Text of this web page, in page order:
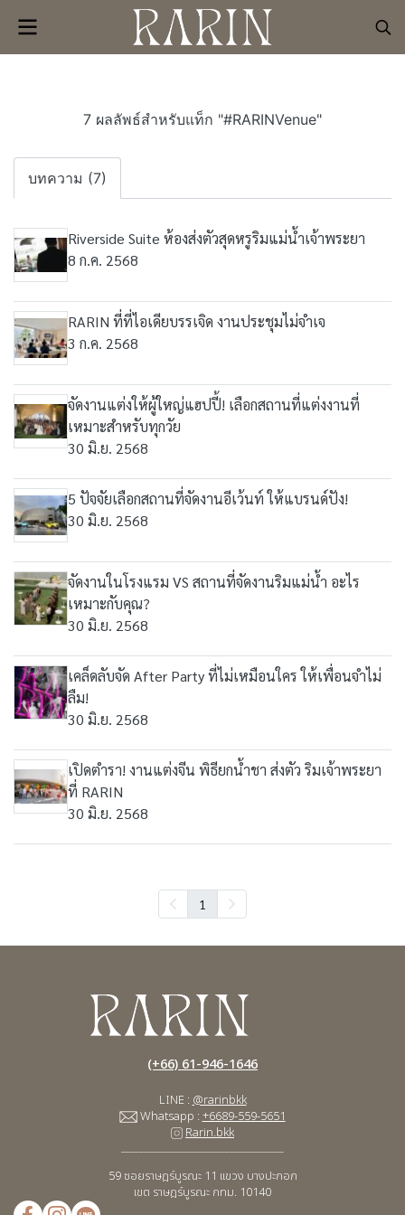
7 ผลลัพธ์สำหรับแท็ก "#RARINVenue"
บทความ (7)
Riverside Suite ห้องส่งตัวสุดหรูริมแม่น้ำเจ้าพระยา
8 ก.ค. 2568
RARIN ที่ที่ไอเดียบรรเจิด งานประชุมไม่จำเจ
3 ก.ค. 2568
จัดงานแต่งให้ผู้ใหญ่แฮปปี้! เลือกสถานที่แต่งงานที่
เหมาะสำหรับทุกวัย
30 มิ.ย. 2568
5 ปัจจัยเลือกสถานที่จัดงานอีเว้นท์ ให้แบรนด์ปัง!
30 มิ.ย. 2568
จัดงานในโรงแรม VS สถานที่จัดงานริมแม่น้ำ อะไร
เหมาะกับคุณ?
30 มิ.ย. 2568
เคล็ดลับจัด After Party ที่ไม่เหมือนใคร ให้เพื่อนจำไม่
ลืม!
30 มิ.ย. 2568
เปิดตำรา! งานแต่งจีน พิธียกน้ำชา ส่งตัว ริมเจ้าพระยา
ที่ RARIN
30 มิ.ย. 2568
1
(+66) 61-946-1646
LINE :@rarinbkk
Whatsapp :+6689-559-5651
Rarin.bkk
59 ซอยราษฎร์บูรณะ 11 แขวง บางปะกอก
เขต ราษฎร์บูรณะ กทม. 10140